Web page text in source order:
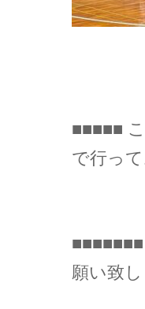
■■■■■
で行っ
願い致